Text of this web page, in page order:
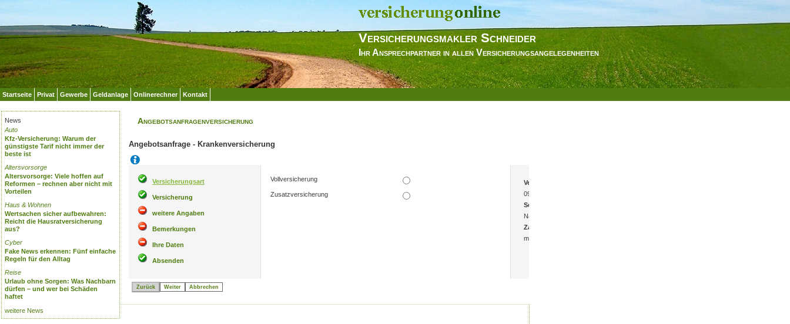
Versicherungsmakler Schneider
Ihr Ansprechpartner in allen Versicherungsangelegenheiten
Startseite Privat Gewerbe Geldanlage Onlinerechner Kontakt
News
Auto
Kfz-Versicherung: Warum der
günstigste Tarif nicht immer der
beste ist
Altersvorsorge
Altersvorsorge: Viele hoffen auf
Reformen – rechnen aber nicht mit
Vorteilen
Haus & Wohnen
Wertsachen sicher aufbewahren:
Reicht die Hausratversicherung
aus?
Cyber
Fake News erkennen: Fünf einfache
Regeln für den Alltag
Reise
Urlaub ohne Sorgen: Was Nachbarn
dürfen – und wer bei Schäden
haftet
weitere News
Angebotsanfragenversicherung
Angebotsanfrage - Krankenversicherung
Versicherungsart
Versicherung
weitere Angaben
Bemerkungen
Ihre Daten
Absenden
Vollversicherung
Zusatzversicherung
Versicherungsbeginn:
09.08.2026
Selbstbeteiligung:
NaN €
Zahnersatz:
mind. %
Zurück